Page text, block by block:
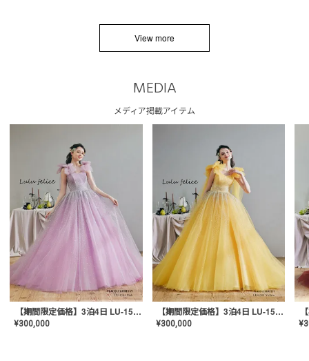
View more
MEDIA
メディア掲載アイテム
【期間限定価格】3泊4日 LU-1501(Pink)
¥300,000
【期間限定価格】3泊4日 LU-1501(Yellow)
¥300,000 ¥